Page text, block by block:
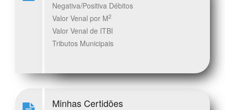
Negativa/Positiva Débitos
Valor Venal por M2
Valor Venal de ITBI
Tributos Municipais
Minhas Certidões